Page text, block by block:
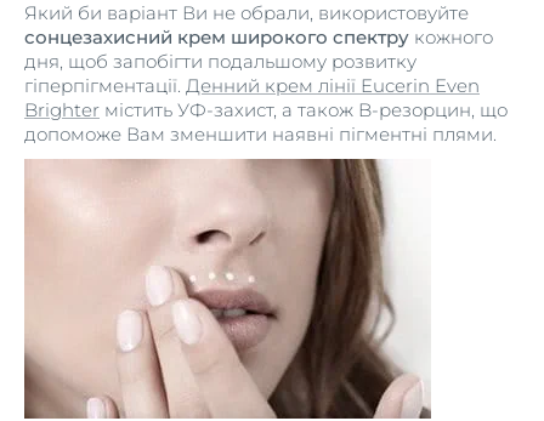
Який би варіант Ви не обрали, використовуйте
сонцезахисний крем широкого спектру кожного
дня, щоб запобігти подальшому розвитку
гіперпігментації. Денний крем лінії Eucerin Even
Brighter містить УФ-захист, а також B-резорцин, що
допоможе Вам зменшити наявні пігментні плями.